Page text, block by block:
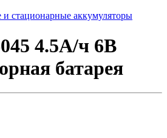
и стационарные аккумуляторы
4.5А/ч 6В
батарея